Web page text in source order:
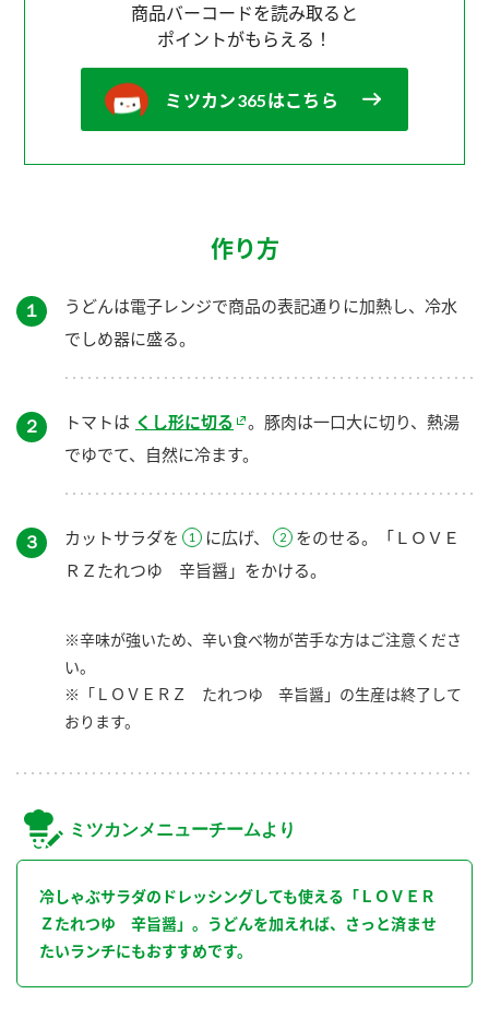
商品バーコードを読み取ると
ポイントがもらえる！
ミツカン365はこちら
作り方
１
うどんは電子レンジで商品の表記通りに加熱し、冷水
でしめ器に盛る。
２ トマトは くし形に切る
。豚肉は一口大に切り、熱湯
でゆでて、自然に冷ます。
３ カットサラダを に広げ、
をのせる。「ＬＯＶＥ
ＲＺたれつゆ 辛旨醤」をかける。
※辛味が強いため、辛い食べ物が苦手な方はご注意くださ
い。
※「ＬＯＶＥＲＺ たれつゆ 辛旨醤」の生産は終了して
おります。
ミツカンメニューチームより
冷しゃぶサラダのドレッシングしても使える「ＬＯＶＥＲ
Ｚたれつゆ 辛旨醤」。うどんを加えれば、さっと済ませ
たいランチにもおすすめです。